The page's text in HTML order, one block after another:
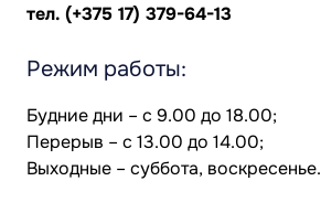
тел. (+375 17) 379-64-13
Режим работы:
Будние дни – с 9.00 до 18.00;
Перерыв – с 13.00 до 14.00;
Выходные – суббота, воскресенье.